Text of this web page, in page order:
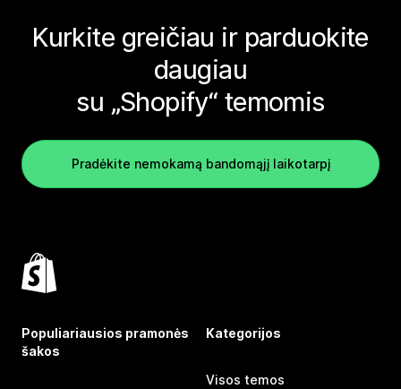
Kurkite greičiau ir parduokite
daugiau
su „Shopify“ temomis
Pradėkite nemokamą bandomąjį laikotarpį
Populiariausios pramonės
šakos
Kategorijos
Visos temos